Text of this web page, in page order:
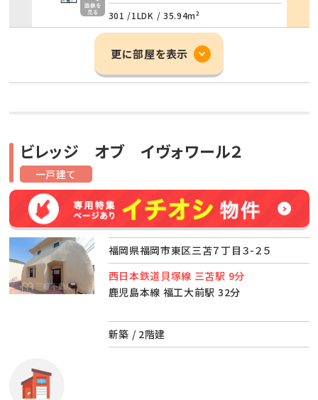
301 /1LDK / 35.94m²
更に部屋を表示
一戸建て
ビレッジ オブ イヴォワール２
福岡県福岡市東区三苫７丁目３-２５
西日本鉄道貝塚線 三苫駅 9分
鹿児島本線 福工大前駅 32分
新築 / 2階建